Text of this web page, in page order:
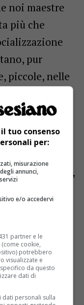
noi maestre
più che
pur
piccole, nelle
molto basso.
loro e con
e da
didattica,
tra l’altro
ci
si
sono fuori
su quanto
tuo consenso
per:
misurazione
annunci,
e/o accedervi
partner e le
cookie,
potrebbero
visualizzate e
da questo
dati di
personali sulla